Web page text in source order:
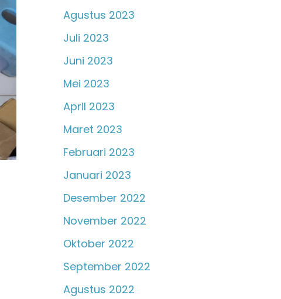
Agustus 2023
Juli 2023
Juni 2023
Mei 2023
April 2023
Maret 2023
Februari 2023
Januari 2023
Desember 2022
November 2022
Oktober 2022
September 2022
Agustus 2022